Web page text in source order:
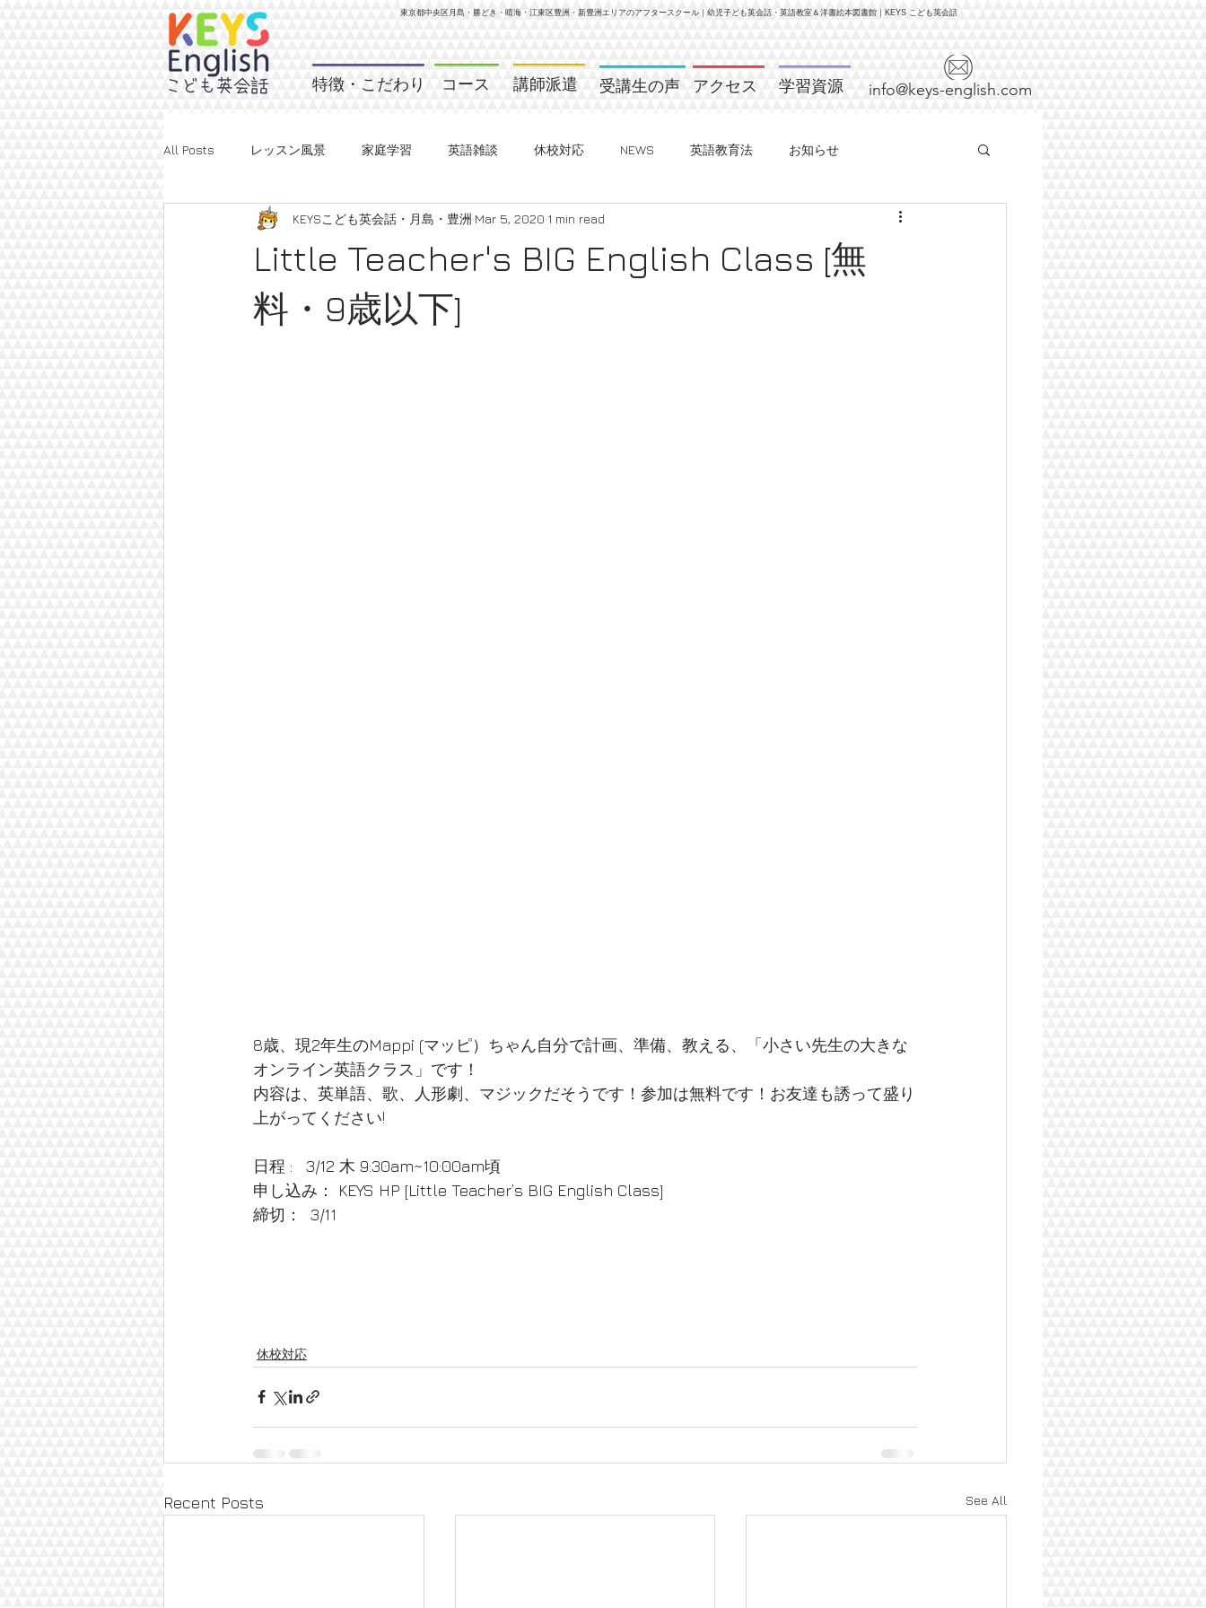
東京都中央区月島・勝どき・晴海・江東区豊洲・新豊洲エリアのアフタースクール｜幼児子ども英会話・英語教室＆洋書絵本図書館｜KEYS こども英会話
特徴・こだわり コース 講師派遣 受講生の声 アクセス 学習資源 info@keys-english.com
All Posts レッスン風景 家庭学習 英語雑談 休校対応 NEWS 英語教育法 お知らせ
Little Teacher's BIG English Class [無
料・9歳以下]
KEYSこども英会話・月島・豊洲 Mar 5, 2020 1 min read
8歳、現2年生のMappi (マッピ）ちゃん自分で計画、準備、教える、「小さい先生の大きな
オンライン英語クラス」です！
内容は、英単語、歌、人形劇、マジックだそうです！参加は無料です！お友達も誘って盛り
上がってください!
日程 :   3/12 木 9:30am~10:00am頃
申し込み： KEYS HP [Little Teacher’s BIG English Class]
締切：  3/11
休校対応
Recent Posts See All